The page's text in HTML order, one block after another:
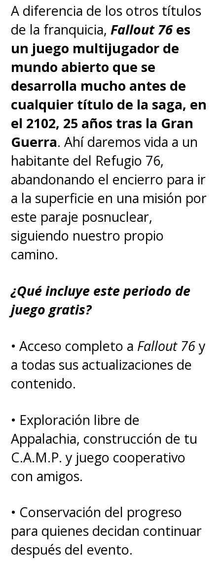
Gaiman vuelve como
showrunnery guionista para
esta tercera y última
temporada donde
nuevamente volvemos a la
premisa original: detener el
Armagedón. Quizás esta vez va
a ser un poco más complicado
que convencer al pequeño
Anticristo, ya que el Metatron
parece muy confiado en poder
el mal siempre tiene algún truco
bajo la manga.
A través de Tumblr, Gaiman
siempre expresó que el guion
estaba listo y, que en caso de
por las huelgas de actores y
guionistas (gremio del cual es
parte), la historia sería
editada en un libro
Gabriel- que eso o sucedió y
podremos gozar de las
fantásticas actuaciones de
A diferencia de los otros títulos
de la franquicia, Fallout 76 es
un juego multijugador de
mundo abierto que se
desarrolla mucho antes de
cualquier título de la saga, en
el 2102, 25 años tras la Gran
Guerra. Ahí daremos vida a un
habitante del Refugio 76,
abandonando el encierro para ir
a la superficie en una misión por
este paraje posnuclear,
siguiendo nuestro propio
camino.
¿Qué incluye este periodo de
juego gratis?
• Acceso completo a Fallout 76y
a todas sus actualizaciones de
contenido.
• Exploración libre de
Appalachia, construcción de tu
C.A.M.P. y juego cooperativo
con amigos.
• Conservación del progreso
para quienes decidan continuar
después del evento.